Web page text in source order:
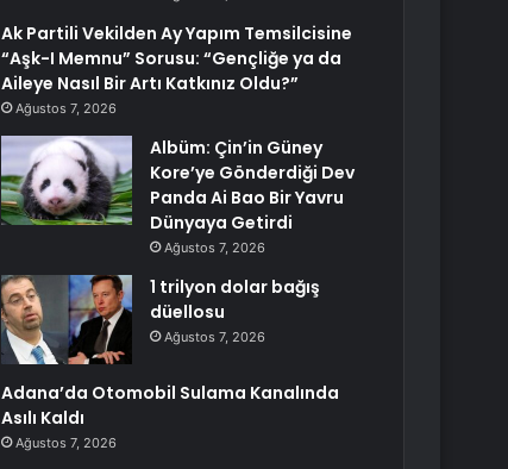
Ak Partili Vekilden Ay Yapım Temsilcisine
“Aşk-I Memnu” Sorusu: “Gençliğe ya da
Aileye Nasıl Bir Artı Katkınız Oldu?”
Ağustos 7, 2026
Albüm: Çin’in Güney
Kore’ye Gönderdiği Dev
Panda Ai Bao Bir Yavru
Dünyaya Getirdi
Ağustos 7, 2026
1 trilyon dolar bağış
düellosu
Ağustos 7, 2026
Adana’da Otomobil Sulama Kanalında
Asılı Kaldı
Ağustos 7, 2026